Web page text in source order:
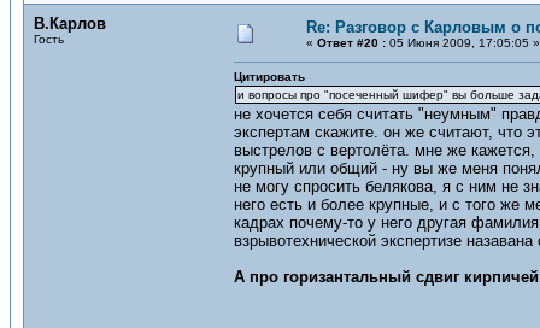
В.Карлов
Гость
Re: Разговор с Карловым о
« Ответ #20 : 05 Июня 2009, 17:05:05 »
Цитировать
и вопросы про "посеченный шифер" вы больше
не хочется себя считать "неумным"
экспертам скажите. он же считают, что
выстрелов с вертолёта. мне же
крупный или общий - ну вы же меня
не могу спросить белякова, я с ним не
него есть и более крупные, и с того же
кадрах почему-то у него другая
взрывотехнической экспертизе
А про горизантальный сдвиг